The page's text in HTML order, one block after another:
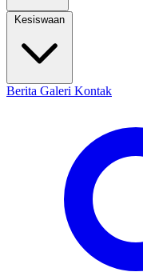
Kesiswaan
Berita Galeri Kontak